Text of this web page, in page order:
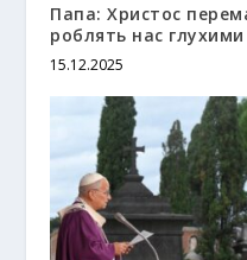
Папа: Христос
роблять нас глухими
15.12.2025